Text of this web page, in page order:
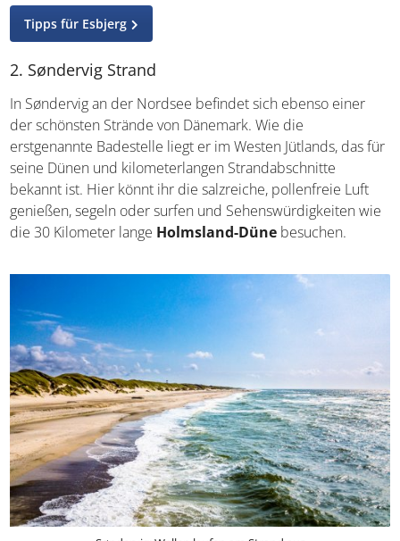
Tipps für Esbjerg
2. Søndervig Strand
In Søndervig an der Nordsee befindet sich ebenso einer
der schönsten Strände von Dänemark. Wie die
erstgenannte Badestelle liegt er im Westen Jütlands, das
für seine Dünen und kilometerlangen Strandabschnitte
bekannt ist. Hier könnt ihr die salzreiche, pollenfreie Luft
genießen, segeln oder surfen und Sehenswürdigkeiten
wie die 30 Kilometer lange